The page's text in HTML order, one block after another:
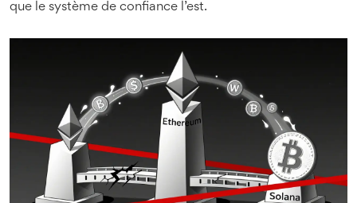
que le système de confiance l’est.